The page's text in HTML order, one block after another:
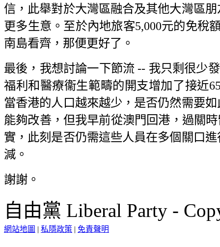
信，此舉對於大灣區融合及其他大灣區
更多生意。至於內地旅客5,000元的免稅
南島看齊，那便更好了。
最後，我想討論一下節流 -- 我只剩很少
福利和醫療衞生範疇的開支增加了接近
當香港的人口越來越少，是否仍然需要
能夠改善，但我早前從澳門回港，過關
實，此刻是否仍需這些人員在多個關口
減。
謝謝。
自由黨 Liberal Party -
網站地圖 | 私隱政策 | 免責聲明